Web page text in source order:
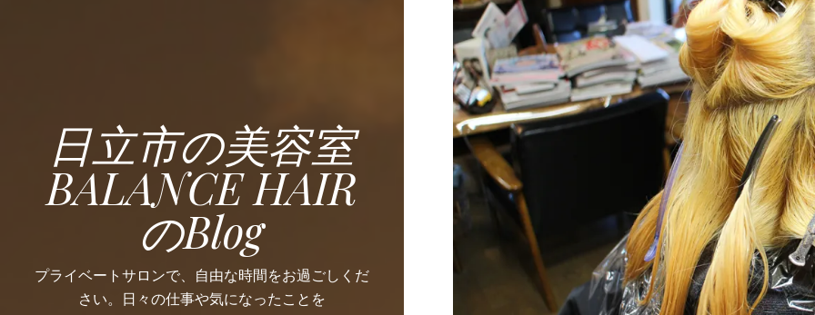
日立市の美容室
BALANCE HAIR
のBlog
プライベートサロンで、自由な時間をお過ごしくだ
さい。日々の仕事や気になったことを